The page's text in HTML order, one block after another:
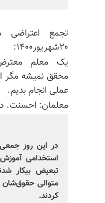
تجمع اعتراضی
۲۰شهریور۱۴۰۰:
یک معلم
محققنمیشه مگر
عملی انجام بدیم.
معلمان: احسنت.
در این روز
استخدامی
تبعیض بیکار
متوالی حقوق‌شان
کردند.